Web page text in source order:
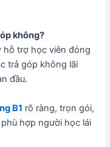
không?
hỗ trợ học viên đóng
trả góp không lãi
đầu.
B1 rõ ràng, trọn gói,
hợp người học lái